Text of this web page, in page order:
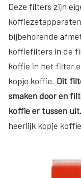
Deze filters zijn
bijbehorende
koffiefilters in de
koffie in het filter
kopje koffie. Dit
smaken door en
koffie er tussen uit.
heerlijk kopje